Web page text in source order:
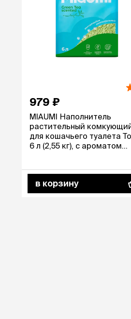
аксессуары
Свитеры
Футболки и майки
Бантики и галстуки
Платья
Смешные костюмы
979 ₽
MIAUMI Наполнитель
растительный
для кошачьего туалета
6 л (2,55 кг), с ароматом
в корзину